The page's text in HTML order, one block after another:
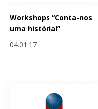
Workshops “Conta-nos
uma história!”
04.01.17